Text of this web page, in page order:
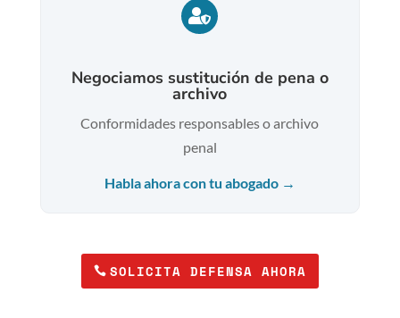

Negociamos sustitución de pena o
archivo
Conformidades responsables o archivo
penal
Habla ahora con tu abogado →
SOLICITA DEFENSA AHORA